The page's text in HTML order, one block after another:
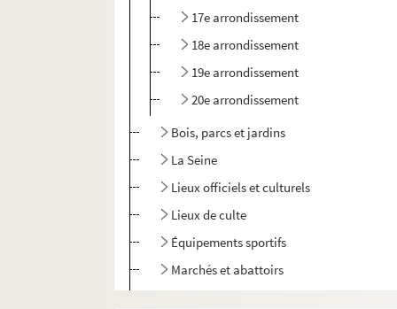
17e arrondissement
18e arrondissement
19e arrondissement
20e arrondissement
Bois, parcs et jardins
La Seine
Lieux officiels et culturels
Lieux de culte
Équipements sportifs
Marchés et abattoirs